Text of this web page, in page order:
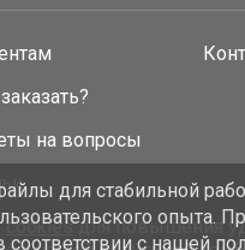
на вопросы
cookiesдля повышения
для стабильной
опыта.
соответствии с нашей